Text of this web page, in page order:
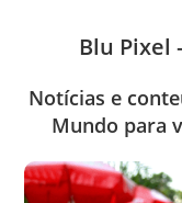
Blu Pixel
Notícias e
Mundo para